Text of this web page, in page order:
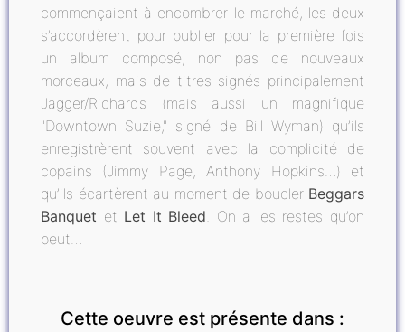
commençaient à encombrer le marché, les deux
s’accordèrent pour publier pour la première fois
un album composé, non pas de nouveaux
morceaux, mais de titres signés principalement
Jagger/Richards (mais aussi un magnifique
"Downtown Suzie," signé de Bill Wyman) qu’ils
enregistrèrent souvent avec la complicité de
copains (Jimmy Page, Anthony Hopkins…) et
qu’ils écartèrent au moment de boucler Beggars
Banquet et Let It Bleed. On a les restes qu’on
peut…
Cette oeuvre est présente dans :